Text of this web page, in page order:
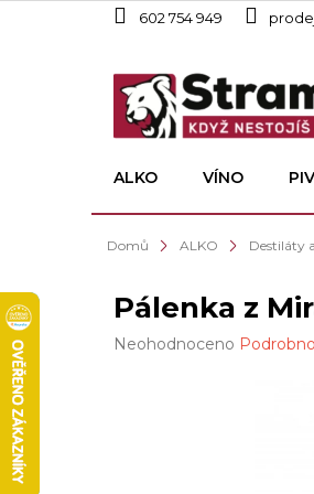
602 754 949
ALKO VÍNO
Domů ALKO Destiláty
Pálenka z
Průměrné
Neohodnoceno